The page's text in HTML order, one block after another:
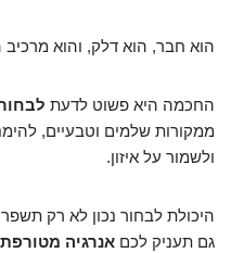
הוא חבר, הוא דלק, והוא מרכיב
החכמה היא פשוט לדעת לבחור
ממקורות שלמים וטבעיים,
ולשמור על איזון.
היכולת לבחור נכון לא רק
גם תעניק לכם אנרגיה מטורפת